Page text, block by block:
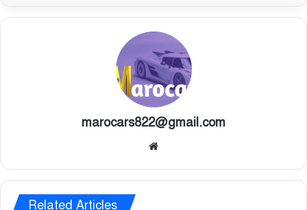
marocars822@gmail.com
Related Articles